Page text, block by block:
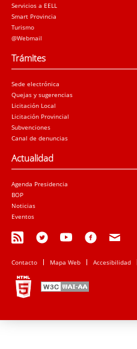
Servicios a EELL
Smart Provincia
Turismo
@Webmail
Trámites
Sede electrónica
Quejas y sugerencias
Licitación Local
Licitación Provincial
Subvenciones
Canal de denuncias
Actualidad
Agenda Presidencia
BOP
Noticias
Eventos
Contacto Mapa Web Accesibilidad